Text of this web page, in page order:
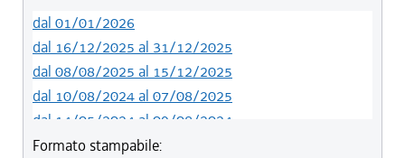
dal 01/01/2026
dal 16/12/2025 al 31/12/2025
dal 08/08/2025 al 15/12/2025
dal 10/08/2024 al 07/08/2025
dal 14/05/2024 al 09/08/2024
dal 01/01/2024 al 13/05/2024
Formato stampabile: